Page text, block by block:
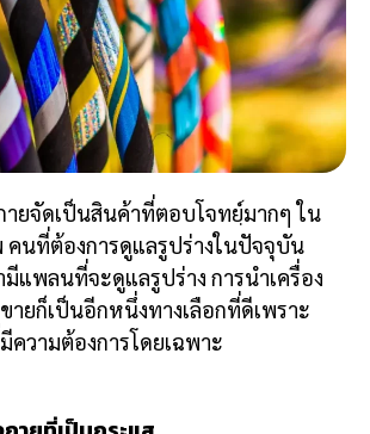
ายจัดเป็นสินค้าที่ตอบโจทยฺ์มากๆ ใน
นที่ต้องการดูแลรูปร่างในปัจจุบัน
แพลนที่จะดูแลรูปร่าง การนำเครื่อง
ายก็เป็นอีกหนึ่งทางเลือกที่ดีเพราะ
ความต้องการโดยเฉพาะ